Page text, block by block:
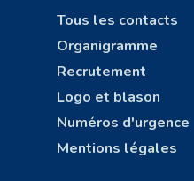
Tous les contacts
Organigramme
Recrutement
Logo et blason
Numéros d'urgence
Mentions légales